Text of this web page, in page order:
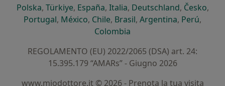
Polskasi apre in una nuova scheda
, Türkiyesi apre in una nuova scheda
, Españasi apre in una nuova scheda
, Italiasi apre in una nuova
, Deutschlandsi apre in
, Českosi
,
Portugalsi apre in una nuova scheda
, Méxicosi apre in una nuova scheda
, Chilesi apre in una nuova scheda
, Brasilsi apre in una nuova
, Argentinasi apre in
, Perúsi
,
Colombia
REGOLAMENTO (EU) 2022/2065 (DSA) art. 24:
15.395.179 “AMARs” - Giugno 2026
www.miodottore.it © 2026 - Prenota la tua visita